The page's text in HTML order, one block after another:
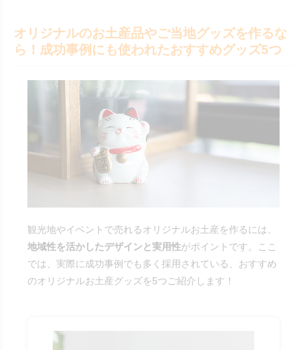
オリジナルのお土産品やご当地グッズを作るな
ら！成功事例にも使われたおすすめグッズ5つ
観光地やイベントで売れるオリジナルお土産を作るには、
地域性を活かしたデザインと実用性がポイントです。ここ
では、実際に成功事例でも多く採用されている、おすすめ
のオリジナルお土産グッズを5つご紹介します！